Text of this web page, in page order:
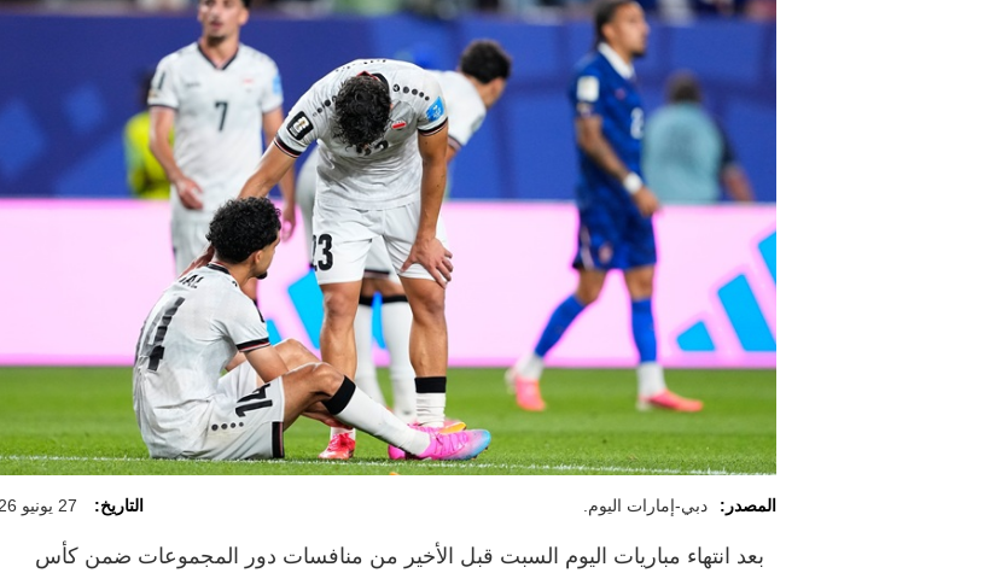
المصدر: دبي-إمارات اليوم. التاريخ: 27 يونيو 2026
بعد انتهاء مباريات اليوم السبت قبل الأخير من منافسات دور المجموعات ضمن كأس